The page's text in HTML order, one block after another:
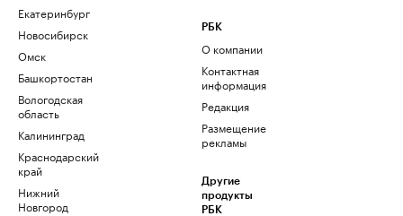
Екатеринбург
Новосибирск
Омск
Башкортостан
Вологодская
область
Калининград
Краснодарский
край
Нижний
Новгород
РБК
О компании
Контактная
информация
Редакция
Размещение
рекламы
Другие
продукты
РБК